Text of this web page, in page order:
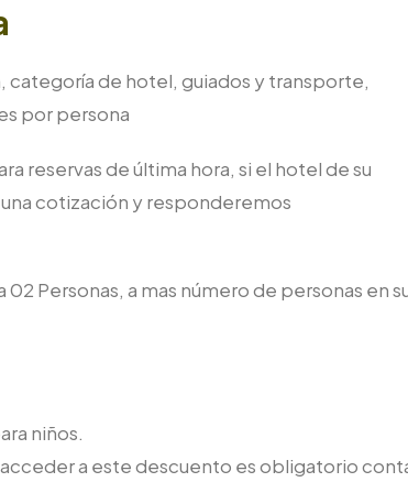
categoría de hotel, guiados y transporte,
por persona
reservas de última hora, si el hotel de su
cotización y responderemos
Personas, a mas número de personas en
niños.
acceder a este descuento es obligatorio